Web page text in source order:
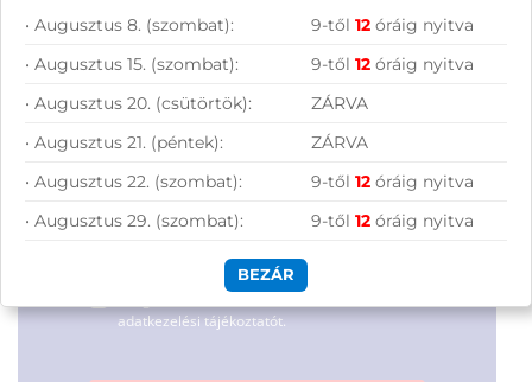
maximumot a tech-világ
Hírlevelünkről bármikor leiratkozhatsz.
adatkezelési tájékoztatót.
• Augusztus 8. (szombat): 9-től12 óráig nyitva
• Augusztus 15. (szombat):
9-től12 óráig nyitva
• Augusztus 20. (csütörtök):
ZÁRVA
• Augusztus 21. (péntek):
ZÁRVA
• Augusztus 22. (szombat):
9-től12 óráig nyitva
• Augusztus 29. (szombat):
9-től12 óráig nyitva
BEZÁR